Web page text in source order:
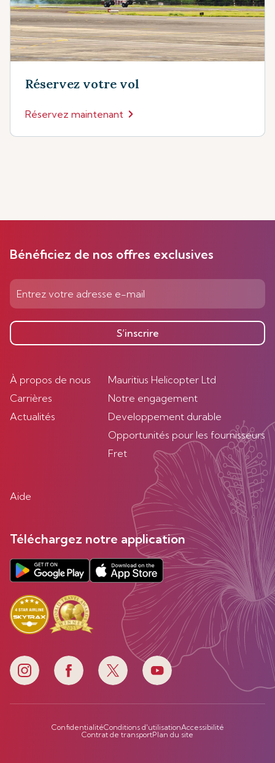
Réservez votre vol
Réservez maintenant
Bénéficiez de nos offres exclusives
S’inscrire
À propos de nous
Carrières
Actualités
Mauritius Helicopter Ltd
Notre engagement
Developpement durable
Opportunités pour les fournisseurs
Fret
Aide
Téléchargez notre application
ConfidentialitéConditions d'utilisationAccessibilité
Contrat de transportPlan du site